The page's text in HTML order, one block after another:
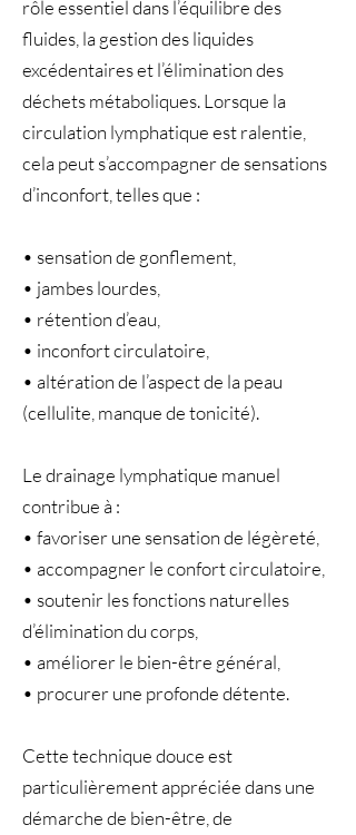
rôle essentiel dans l’équilibre des
fluides, la gestion des liquides
excédentaires et l’élimination des
déchets métaboliques. Lorsque la
circulation lymphatique est ralentie,
cela peut s’accompagner de sensations
d’inconfort, telles que :
• sensation de gonflement,
• jambes lourdes,
• rétention d’eau,
• inconfort circulatoire,
• altération de l’aspect de la peau
(cellulite, manque de tonicité).
Le drainage lymphatique manuel
contribue à :
• favoriser une sensation de légèreté,
• accompagner le confort circulatoire,
• soutenir les fonctions naturelles
d’élimination du corps,
• améliorer le bien-être général,
• procurer une profonde détente.
Cette technique douce est
particulièrement appréciée dans une
démarche de bien-être, de